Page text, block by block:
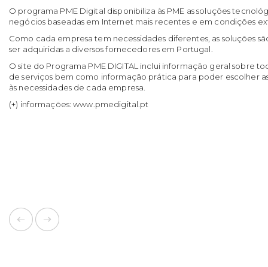
O programa PME Digital disponibiliza às PME as soluções
negócios baseadas em Internet mais recentes e em condições
Como cada empresa tem necessidades diferentes, as soluções
ser adquiridas a diversos fornecedores em Portugal.
O site do Programa PME DIGITAL inclui informação geral sobre
de serviços bem como informação prática para poder escolher
às necessidades de cada empresa.
(+) informações:www.pmedigital.pt